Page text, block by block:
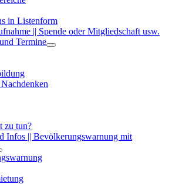
in Listenform
|| Spende oder Mitgliedschaft usw.
Termine
zu tun?
Infos || Bevölkerungswarnung mit